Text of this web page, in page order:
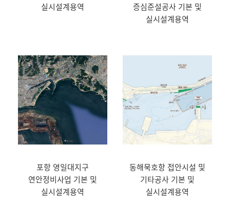
실시설계용역
증심준설공사 기본 및
실시설계용역
포항 영일대지구
연안정비사업 기본 및
실시설계용역
동해묵호항 접안시설 및
기타공사 기본 및
실시설계용역